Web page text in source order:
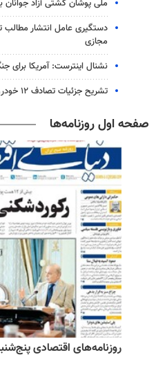
ملی پوشان کشتی آزاد
دستگیری عامل انتشار مطالب
مجازی
نشنال اینترست: آمریکا برای
تشریح جزئیات تصادف ۱۲ خودرو با ۱۹ مصدوم
صفحه اول روزنامه‌ها
روزنامه‌های اقتصادی پنج‌شنبه ۱۵ مرداد